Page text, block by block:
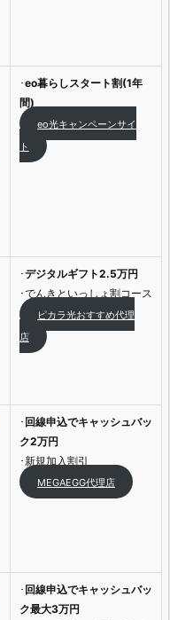
･eo暮らしスタート割(1年
間)
eo光キャンペーンサイ
ト
･デジタルギフト2.5万円
･でんきといっしょ割コース
ピカラ光おすすめ代理
店
･ 回線申込でキャッシュバッ
ク2万円
･新規加入割引
MEGAEGG代理店
･ 回線申込でキャッシュバッ
ク最大3万円